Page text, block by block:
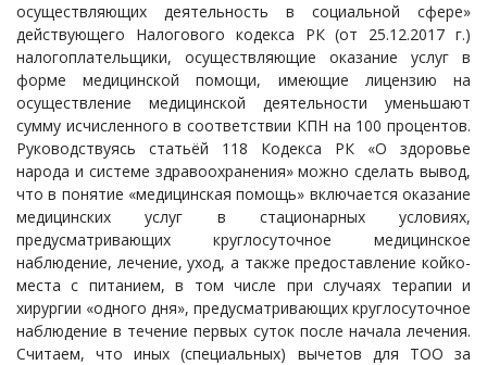
осуществляющих деятельность в социальной сфере»
действующего Налогового кодекса РК (от 25.12.2017 г.)
налогоплательщики, осуществляющие оказание услуг в
форме медицинской помощи, имеющие лицензию на
осуществление медицинской деятельности уменьшают
сумму исчисленного в соответствии КПН на 100 процентов.
Руководствуясь статьёй 118 Кодекса РК «О здоровье
народа и системе здравоохранения» можно сделать вывод,
что в понятие «медицинская помощь» включается оказание
медицинских услуг в стационарных условиях,
предусматривающих круглосуточное медицинское
наблюдение, лечение, уход, а также предоставление койко-
места с питанием, в том числе при случаях терапии и
хирургии «одного дня», предусматривающих круглосуточное
наблюдение в течение первых суток после начала лечения.
Считаем, что иных (специальных) вычетов для ТОО за